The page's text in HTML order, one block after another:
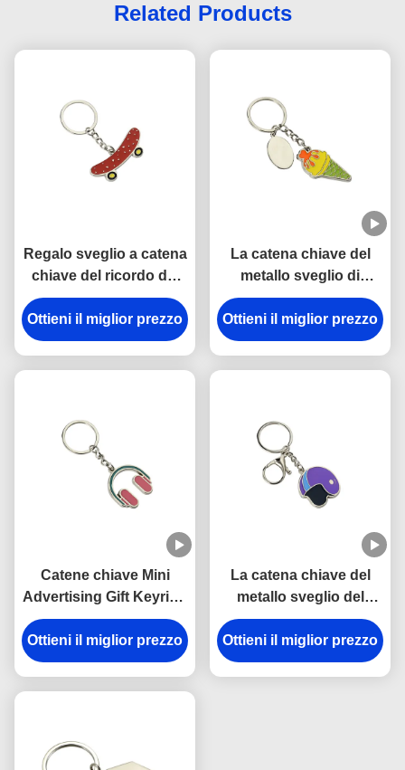
Related Products
Regalo sveglio a catena
chiave del ricordo del
pattino in lega di zinco
mini 3.5mm Pantone del
ferro
Ottieni il miglior prezzo
La catena chiave del
metallo sveglio di
Pantone smalta la
catena chiave spessa
del gelato
Ottieni il miglior prezzo
Catene chiave Mini
Advertising Gift Keyring
della cuffia dello smalto
rosa del ferro
Ottieni il miglior prezzo
La catena chiave del
metallo sveglio del
casco di Pantone del
ricordo smalta lo
spessore di Iron Man
Ottieni il miglior prezzo